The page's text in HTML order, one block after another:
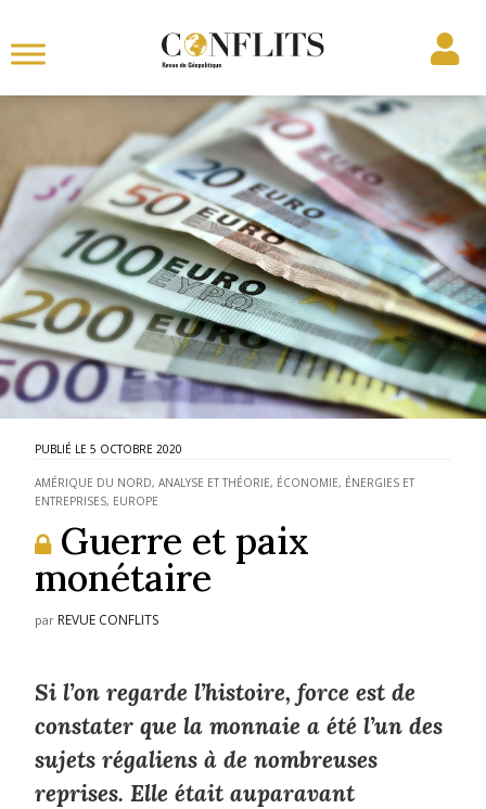
5 OCTOBRE 2020
AMÉRIQUE DU NORD,ANALYSE ET THÉORIE, ÉCONOMIE, ÉNERGIES ET
ENTREPRISES, EUROPE
Guerre et paix
monétaire
par REVUE CONFLITS
Si l’on regarde l’histoire, force est de
constater que la monnaie a été l’un des
sujets régaliens à de nombreuses
reprises. Elle était auparavant